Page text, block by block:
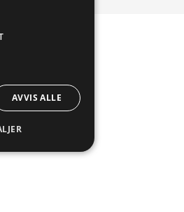
AVVIS ALLE